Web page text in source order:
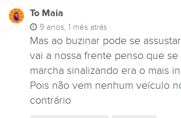
To Maia
9 anos, 1 mês atrás
Mas ao buzinar pode se
vai a nossa frente penso que se
marcha sinalizando era o mais
Pois não vem nenhum veículo
contrário